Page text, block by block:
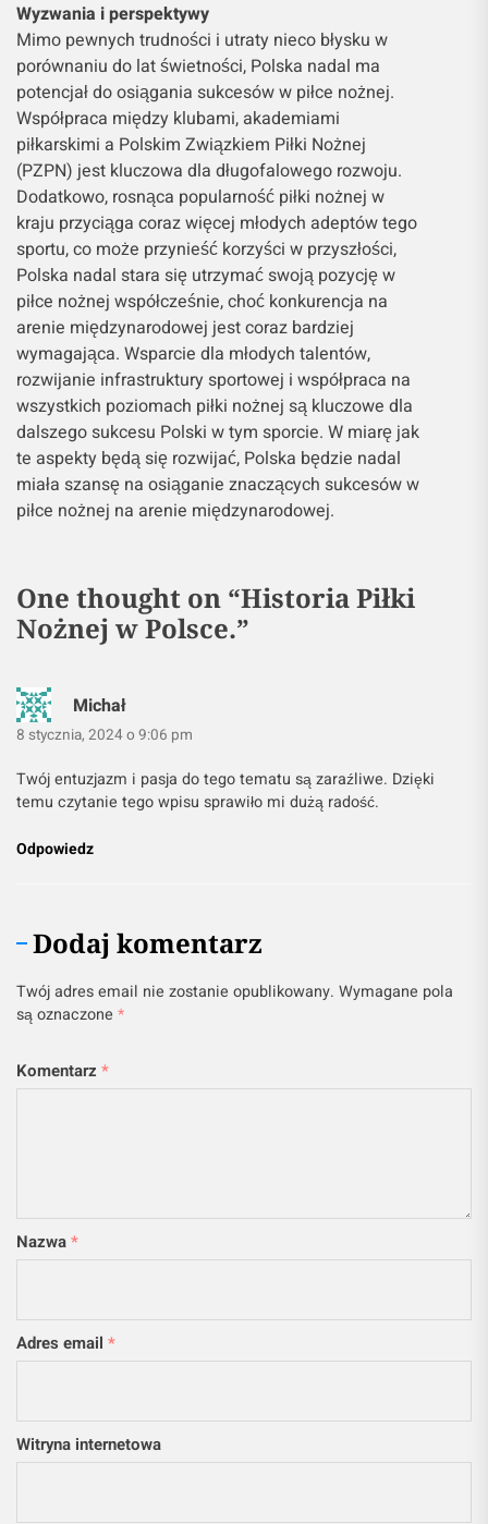
Wyzwania i perspektywy
Mimo pewnych trudności i utraty nieco błysku w
porównaniu do lat świetności, Polska nadal ma
potencjał do osiągania sukcesów w piłce nożnej.
Współpraca między klubami, akademiami
piłkarskimi a Polskim Związkiem Piłki Nożnej
(PZPN) jest kluczowa dla długofalowego rozwoju.
Dodatkowo, rosnąca popularność piłki nożnej w
kraju przyciąga coraz więcej młodych adeptów tego
sportu, co może przynieść korzyści w przyszłości,
Polska nadal stara się utrzymać swoją pozycję w
piłce nożnej współcześnie, choć konkurencja na
arenie międzynarodowej jest coraz bardziej
wymagająca. Wsparcie dla młodych talentów,
rozwijanie infrastruktury sportowej i współpraca na
wszystkich poziomach piłki nożnej są kluczowe dla
dalszego sukcesu Polski w tym sporcie. W miarę jak
te aspekty będą się rozwijać, Polska będzie nadal
miała szansę na osiąganie znaczących sukcesów w
piłce nożnej na arenie międzynarodowej.
One thought on “Historia Piłki
Nożnej w Polsce.”
Michał
8 stycznia, 2024 o 9:06 pm
Twój entuzjazm i pasja do tego tematu są zaraźliwe. Dzięki
temu czytanie tego wpisu sprawiło mi dużą radość.
Odpowiedz
Dodaj komentarz
Twój adres email nie zostanie opublikowany. Wymagane pola
są oznaczone *
Komentarz *
Nazwa*
Adres email *
Witryna internetowa